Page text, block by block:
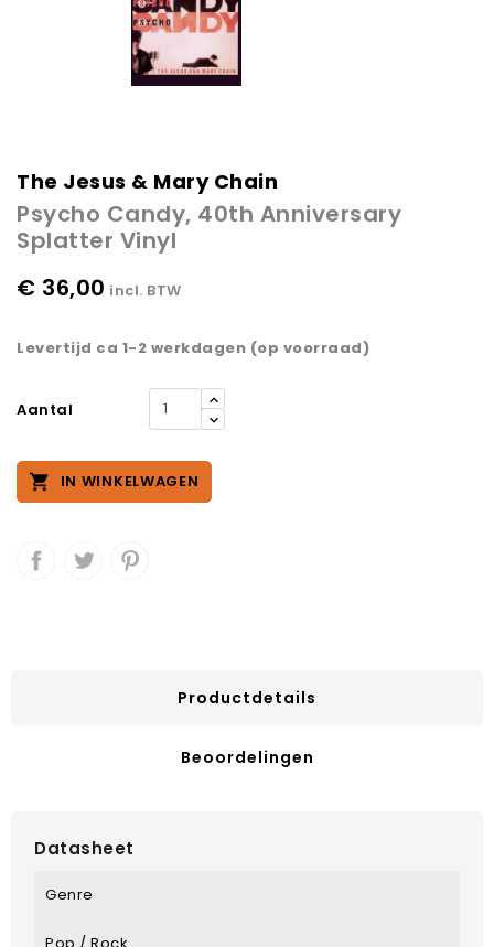
The Jesus & Mary Chain
Psycho Candy, 40th Anniversary
Splatter Vinyl
€ 36,00 incl. BTW
Levertijd ca 1-2 werkdagen (op voorraad)
Aantal
 IN WINKELWAGEN
Productdetails
Beoordelingen
Datasheet
Genre